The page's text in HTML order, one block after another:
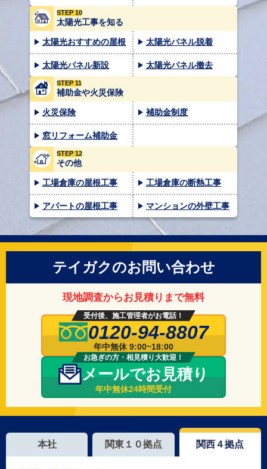
STEP 10
太陽光工事を知る
太陽光おすすめの屋根 太陽光パネル脱着
太陽光パネル新設 太陽光パネル撤去
STEP 11
補助金や火災保険
火災保険 補助金制度
窓リフォーム補助金
STEP 12
その他
工場倉庫の屋根工事 工場倉庫の断熱工事
アパートの屋根工事 マンションの外壁工事
テイガクのお問い合わせ
現地調査からお見積りまで無料
受付後、施工管理者がお電話！
0120-94-8807
年中無休 9:00~18:00
お急ぎの方・相見積り大歓迎！
メールでお見積り
年中無休24時間受付
本社 関東１０拠点 関西４拠点